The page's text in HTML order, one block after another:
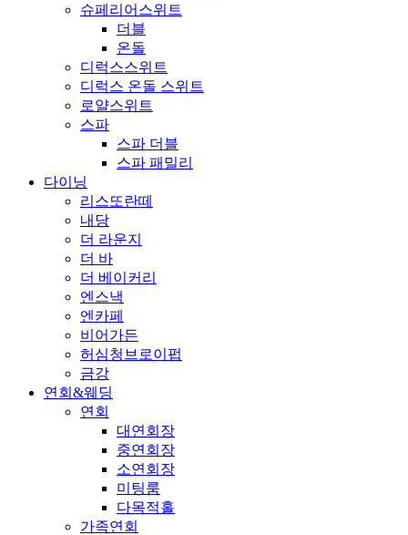
슈페리어스위트
더블
온돌
디럭스스위트
디럭스 온돌 스위트
로얄스위트
스파
스파 더블
스파 패밀리
다이닝
리스또란떼
내당
더 라운지
더 바
더 베이커리
엔스낵
엔카페
비어가든
허심청브로이펍
금강
연회&웨딩
연회
대연회장
중연회장
소연회장
미팅룸
다목적홀
가족연회